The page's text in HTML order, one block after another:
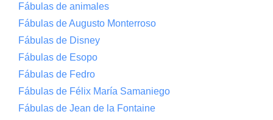
Fábulas de animales
Fábulas de Augusto Monterroso
Fábulas de Disney
Fábulas de Esopo
Fábulas de Fedro
Fábulas de Félix María Samaniego
Fábulas de Jean de la Fontaine